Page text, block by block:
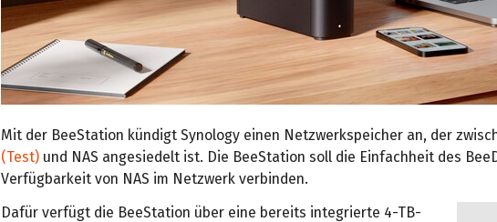
Mit der BeeStation kündigt Synology einen Netzwerkspeicher an, der
(Test) und NAS angesiedelt ist. Die BeeStation soll die Einfachheit des
Verfügbarkeit von NAS im Netzwerk verbinden.
Dafür verfügt die BeeStation über eine bereits integrierte 4-TB-